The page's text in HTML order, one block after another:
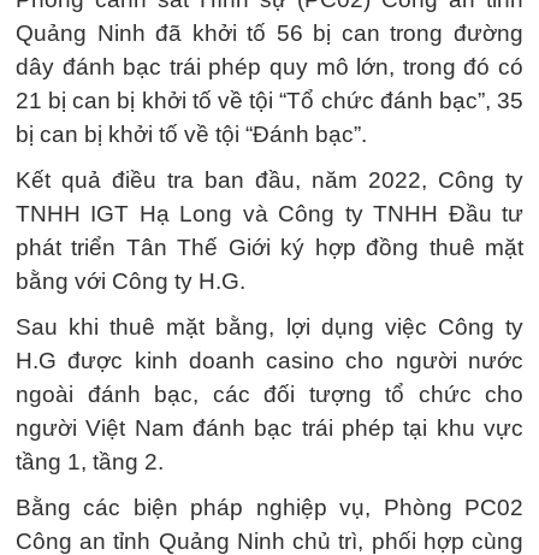
Quảng Ninh đã khởi tố 56 bị can trong đường
dây đánh bạc trái phép quy mô lớn, trong đó có
21 bị can bị khởi tố về tội “Tổ chức đánh bạc”, 35
bị can bị khởi tố về tội “Đánh bạc”.
Kết quả điều tra ban đầu, năm 2022, Công ty
TNHH IGT Hạ Long và Công ty TNHH Đầu tư
phát triển Tân Thế Giới ký hợp đồng thuê mặt
bằng với Công ty H.G.
Sau khi thuê mặt bằng, lợi dụng việc Công ty
H.G được kinh doanh casino cho người nước
ngoài đánh bạc, các đối tượng tổ chức cho
người Việt Nam đánh bạc trái phép tại khu vực
tầng 1, tầng 2.
Bằng các biện pháp nghiệp vụ, Phòng PC02
Công an tỉnh Quảng Ninh chủ trì, phối hợp cùng